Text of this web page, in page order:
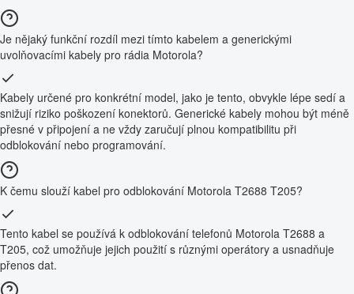
Je nějaký funkční rozdíl mezi tímto kabelem a generickými
uvolňovacími kabely pro rádia Motorola?
Kabely určené pro konkrétní model, jako je tento, obvykle lépe sedí a
snižují riziko poškození konektorů. Generické kabely mohou být méně
přesné v připojení a ne vždy zaručují plnou kompatibilitu při
odblokování nebo programování.
K čemu slouží kabel pro odblokování Motorola T2688 T205?
Tento kabel se používá k odblokování telefonů Motorola T2688 a
T205, což umožňuje jejich použití s různými operátory a usnadňuje
přenos dat.